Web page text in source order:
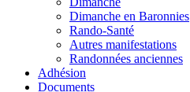
Dimanche en Baronnies
Rando-Santé
Autres manifestations
Randonnées anciennes
Adhésion
Documents